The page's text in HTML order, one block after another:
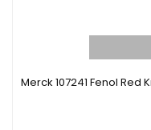
Merck 107241 Fenol Red